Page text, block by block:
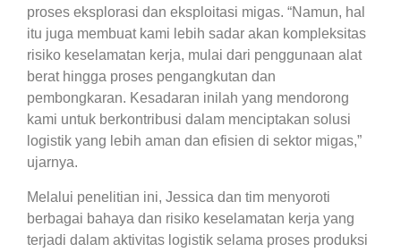
proses eksplorasi dan eksploitasi migas. “Namun, hal
itu juga membuat kami lebih sadar akan kompleksitas
risiko keselamatan kerja, mulai dari penggunaan alat
berat hingga proses pengangkutan dan
pembongkaran. Kesadaran inilah yang mendorong
kami untuk berkontribusi dalam menciptakan solusi
logistik yang lebih aman dan efisien di sektor migas,”
ujarnya.
Melalui penelitian ini, Jessica dan tim menyoroti
berbagai bahaya dan risiko keselamatan kerja yang
terjadi dalam aktivitas logistik selama proses produksi